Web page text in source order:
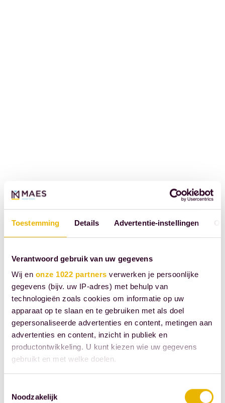
Toestemming Details Advertentie-instellingen
Verantwoord gebruik van uw gegevens
Wij en onze 1022 partners verwerken je persoonlijke
gegevens (bijv. uw IP-adres) met behulp van
technologieën zoals cookies om informatie op uw
apparaat op te slaan en te gebruiken met als doel
gepersonaliseerde advertenties en content, metingen aan
advertenties en content, inzicht in publiek en
productontwikkeling. U kunt kiezen wie uw gegevens
gebruikt en met welke doelen.
Informatie verzamelen over uw geografische
Noodzakelijk